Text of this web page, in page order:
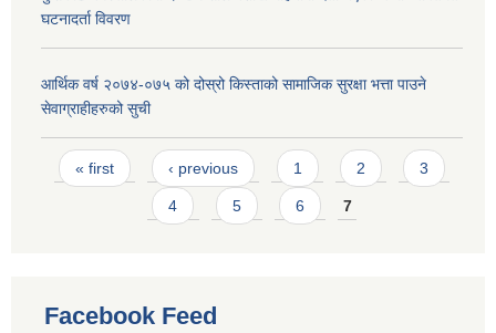
घटनादर्ता विवरण
आर्थिक वर्ष २०७४-०७५ को दोस्रो किस्ताको सामाजिक सुरक्षा भत्ता पाउने
सेवाग्राहीहरुको सुची
Pages
« first ‹ previous 1 2 3
4 5 6 7
Facebook Feed